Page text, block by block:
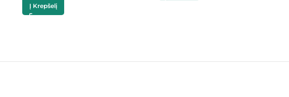
Į Krepšelį